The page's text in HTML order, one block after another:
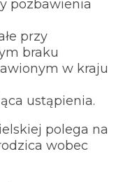
pozbawienia
przy
braku
w kraju
ustąpienia.
polega na
wobec